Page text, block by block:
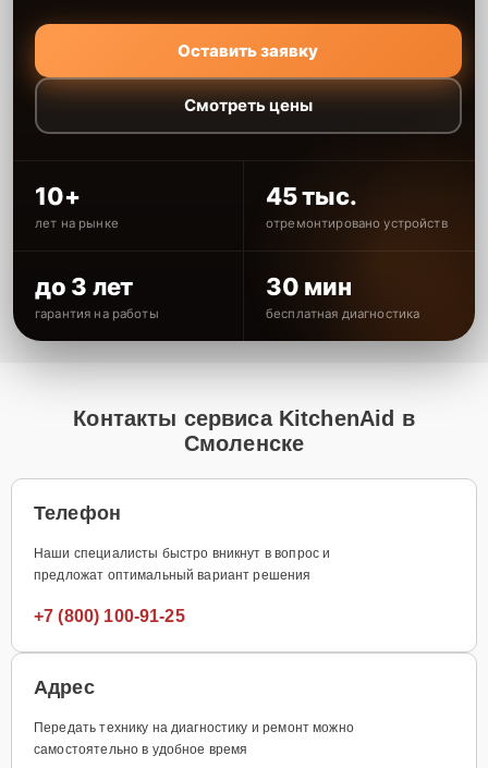
Оставить заявку
Смотреть цены
10+
лет на рынке
45 тыс.
отремонтировано устройств
до 3 лет
гарантия на работы
30 мин
бесплатная диагностика
Контакты сервиса KitchenAid в
Смоленске
Телефон
Наши специалисты быстро вникнут в вопрос и
предложат оптимальный вариант решения
+7 (800) 100-91-25
Адрес
Передать технику на диагностику и ремонт можно
самостоятельно в удобное время